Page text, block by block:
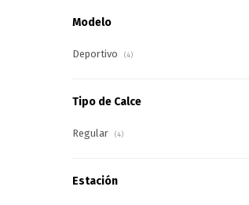
Modelo
Deportivo (4)
Tipo de Calce
Regular (4)
Estación